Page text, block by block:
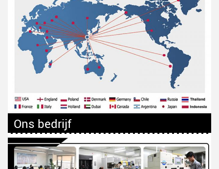
Ons bedrijf